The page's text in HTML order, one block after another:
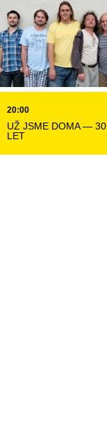
20:00
UŽ JSME DOMA — 30
LET